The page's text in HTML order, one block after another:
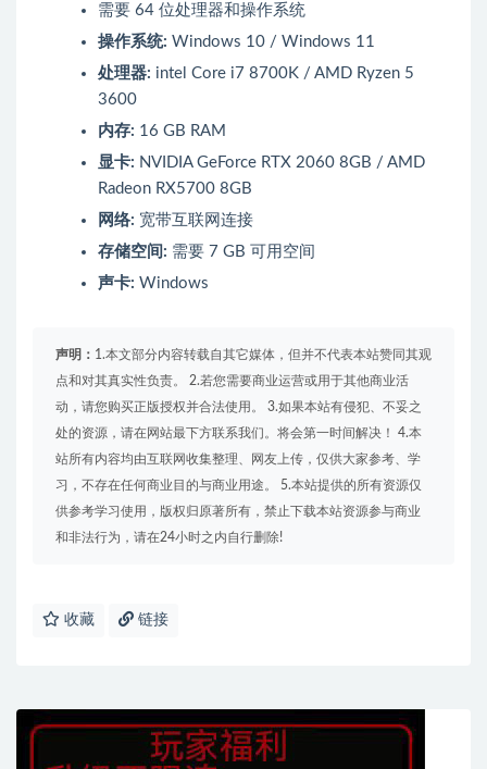
需要 64 位处理器和操作系统
操作系统: Windows 10 / Windows 11
处理器: intel Core i7 8700K / AMD Ryzen 5
3600
内存: 16 GB RAM
显卡: NVIDIA GeForce RTX 2060 8GB / AMD
Radeon RX5700 8GB
网络: 宽带互联网连接
存储空间: 需要 7 GB 可用空间
声卡: Windows
声明： 1.本文部分内容转载自其它媒体，但并不代表本站赞同其观
点和对其真实性负责。 2.若您需要商业运营或用于其他商业活
动，请您购买正版授权并合法使用。 3.如果本站有侵犯、不妥之
处的资源，请在网站最下方联系我们。将会第一时间解决！ 4.本
站所有内容均由互联网收集整理、网友上传，仅供大家参考、学
习，不存在任何商业目的与商业用途。 5.本站提供的所有资源仅
供参考学习使用，版权归原著所有，禁止下载本站资源参与商业
和非法行为，请在24小时之内自行删除!
收藏 链接